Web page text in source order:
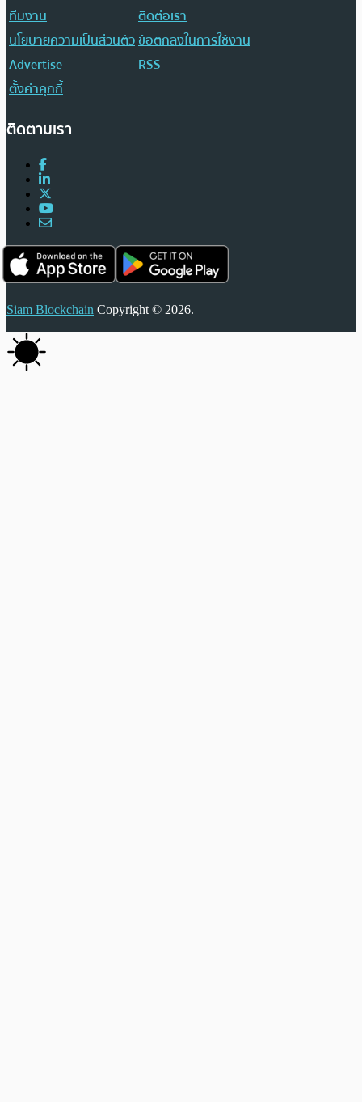
ทีมงาน
ติดต่อเรา
นโยบายความเป็นส่วนตัวข้อตกลงในการใช้งาน
Advertise
RSS
ตั้งค่าคุกกี้
ติดตามเรา
Siam Blockchain Copyright © 2026.